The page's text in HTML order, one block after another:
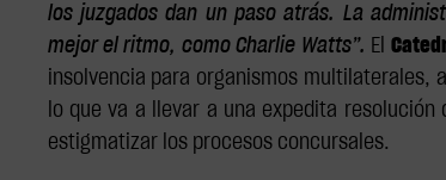
los juzgados dan un paso atrás. La
mejor el ritmo, como Charlie Watts”. El
insolvencia para organismos
lo que va a llevar a una expedita resolución
estigmatizar los procesos concursales.